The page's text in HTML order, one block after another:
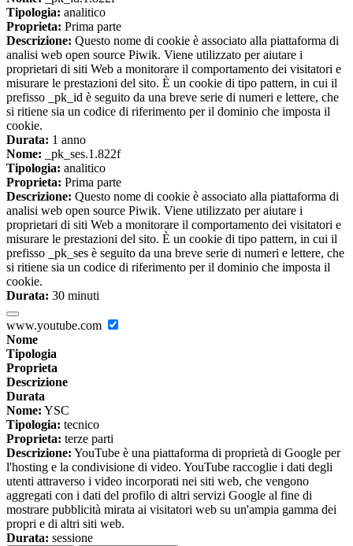
Tipologia: analitico
Proprieta: Prima parte
Descrizione: Questo nome di cookie è associato alla piattaforma di
analisi web open source Piwik. Viene utilizzato per aiutare i
proprietari di siti Web a monitorare il comportamento dei visitatori e
misurare le prestazioni del sito. È un cookie di tipo pattern, in cui il
prefisso _pk_id è seguito da una breve serie di numeri e lettere, che
si ritiene sia un codice di riferimento per il dominio che imposta il
cookie.
Durata: 1 anno
Nome: _pk_ses.1.822f
Tipologia: analitico
Proprieta: Prima parte
Descrizione: Questo nome di cookie è associato alla piattaforma di
analisi web open source Piwik. Viene utilizzato per aiutare i
proprietari di siti Web a monitorare il comportamento dei visitatori e
misurare le prestazioni del sito. È un cookie di tipo pattern, in cui il
prefisso _pk_ses è seguito da una breve serie di numeri e lettere, che
si ritiene sia un codice di riferimento per il dominio che imposta il
cookie.
Durata: 30 minuti
www.youtube.com
Nome
Tipologia
Proprieta
Descrizione
Durata
Nome: YSC
Tipologia: tecnico
Proprieta: terze parti
Descrizione: YouTube è una piattaforma di proprietà di Google per
l'hosting e la condivisione di video. YouTube raccoglie i dati degli
utenti attraverso i video incorporati nei siti web, che vengono
aggregati con i dati del profilo di altri servizi Google al fine di
mostrare pubblicità mirata ai visitatori web su un'ampia gamma dei
propri e di altri siti web.
Durata: sessione